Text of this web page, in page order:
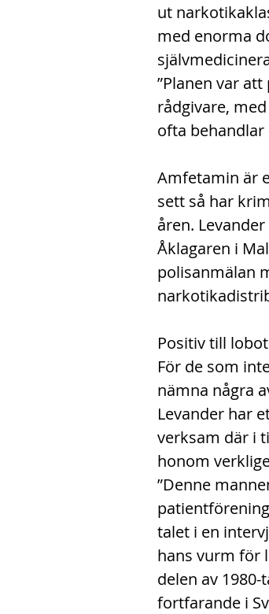
ut
med enorma
”Planen var
rådgivare,
ofta behandlar
Amfetamin är
sett så har
åren.
Åklagaren i
polisanmälan
Positiv till
För de som
nämna några
Levander har
verksam där i
honom
”Denne
talet i en
hans vurm för
delen av
fortfarande i